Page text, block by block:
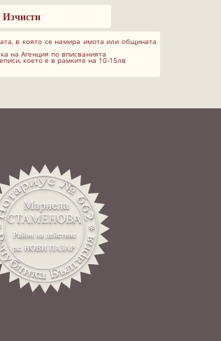
в която се намира имота или общината
на Агенция по вписванията
което е в рамките на 10-15лв